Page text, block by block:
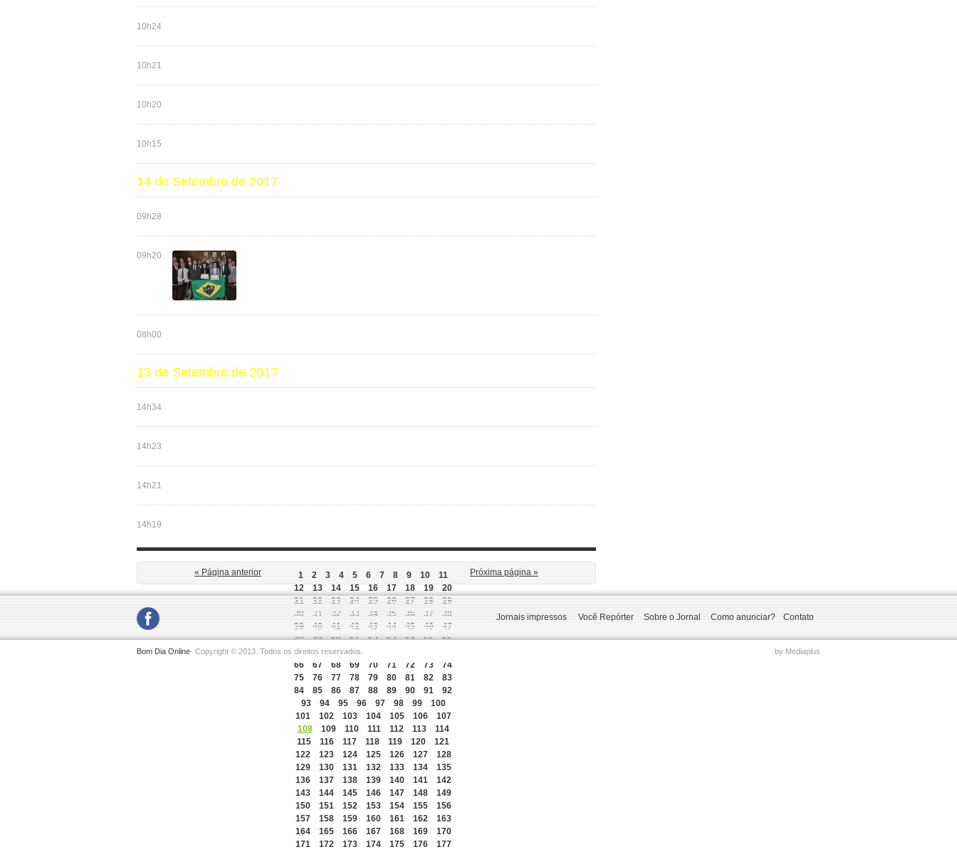
10h24
10h21
10h20
10h15
14 de Setembro de 2017
09h28
09h20
08h00
13 de Setembro de 2017
14h34
14h23
14h21
14h19
« Página anterior 1 2 3 4 5 6 7 8 9 10
11
12
13 14 15 16 17 18 19
20
21
22 23 24 25 26 27 28
29
30
31 32 33 34 35 36 37
38
39
40 41 42 43 44 45 46
47
48
49 50 51 52 53 54 55
56
57
58 59 60
66
67 68 69 70 71 72 73
74
75
76 77 78 79 80 81 82
83
84
85 86 87 88 89 90 91
92
93
94 95 96 97 98 99
100
101
102 103 104 105 106
107
108
109 110 111 112 113
114
115
116 117 118 119 120
121
122
123 124 125 126 127
128
129
130 131 132 133 134
135
136
137 138 139 140 141
142
143
144 145 146 147 148
149
150
151 152 153 154 155
156
157
158 159 160 161 162
163
164
165 166 167 168 169
170
171
172 173 174 175 176 177
Próxima página »
Jornais impressos Você Repórter Sobre o Jornal Como anunciar? Contato
Bom Dia Online- Copyright © 2013. Todos os direitos reservados. by Mediaplus